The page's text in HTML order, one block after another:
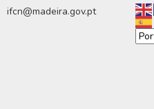
ifcn@madeira.gov.pt